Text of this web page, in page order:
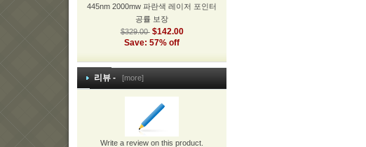
445nm 2000mw 파란색 레이저 포인터
공률 보장
$329.00 $142.00
Save: 57% off
리뷰 - [more]
Write a review on this product.